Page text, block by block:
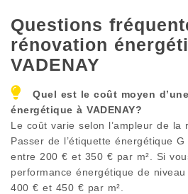
Questions
rénovation
VADENAY
Quel est le coût moyen
énergétique à VADENAY?
Le coût varie selon l’ampleur de la
Passer de l’étiquette énergétique
entre 200 € et 350 € par m². Si
performance énergétique de
400 € et 450 € par m².